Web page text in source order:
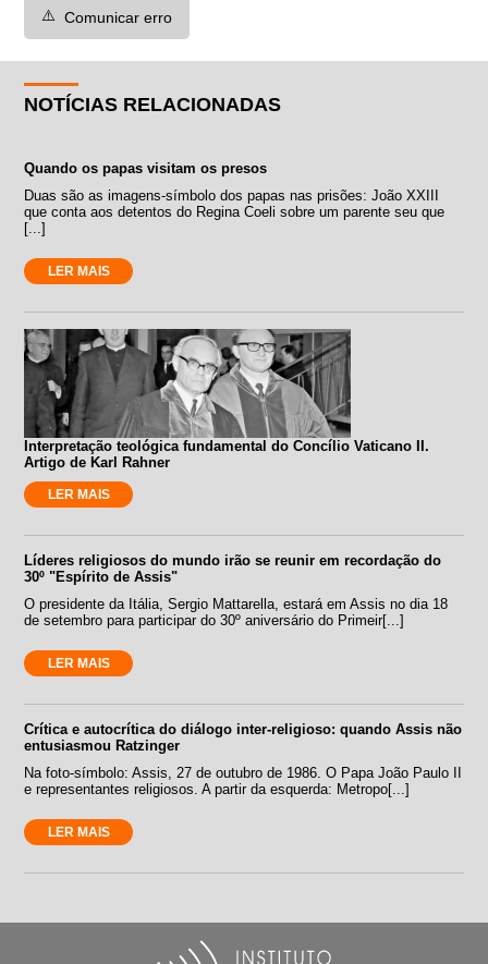
⚠️ Comunicar erro
NOTÍCIAS RELACIONADAS
Quando os papas visitam os presos
Duas são as imagens-símbolo dos papas nas prisões: João XXIII
que conta aos detentos do Regina Coeli sobre um parente seu que
[...]
LER MAIS
Interpretação teológica fundamental do Concílio Vaticano II.
Artigo de Karl Rahner
LER MAIS
Líderes religiosos do mundo irão se reunir em recordação do
30º "Espírito de Assis"
O presidente da Itália, Sergio Mattarella, estará em Assis no dia 18
de setembro para participar do 30º aniversário do Primeir[...]
LER MAIS
Crítica e autocrítica do diálogo inter-religioso: quando Assis não
entusiasmou Ratzinger
Na foto-símbolo: Assis, 27 de outubro de 1986. O Papa João Paulo II
e representantes religiosos. A partir da esquerda: Metropo[...]
LER MAIS